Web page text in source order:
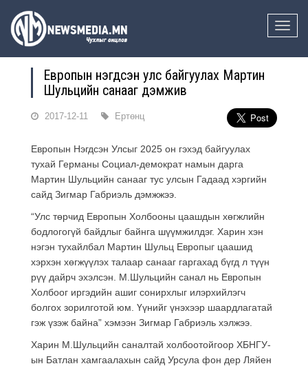
Toggle
Европын нэгдсэн улс байгуулах Мартин
Шульцийн санааг дэмжив
2017-12-11 Ертөнц
Европын Нэгдсэн Улсыг 2025 он гэхэд байгуулах
тухай Германы Социал-демократ намын дарга
Мартин Шульцийн санааг тус улсын Гадаад хэргийн
сайд Зигмар Габриэль дэмжжээ.
“Улс төрчид Европын Холбооны цаашдын хөгжлийн
бодлогогүй байдлыг байнга шүүмжилдэг. Харин хэн
нэгэн тухайлбал Мартин Шульц Европыг цаашид
хэрхэн хөгжүүлэх талаар санааг гаргахад бүгд л түүн
рүү дайрч эхэлсэн. М.Шульцийн санал нь Европын
Холбоог иргэдийн ашиг сонирхлыг илэрхийлэгч
болгох зорилготой юм. Үүнийг үнэхээр шаардлагатай
гэж үзэж байна” хэмээн Зигмар Габриэль хэлжээ.
Харин М.Шульцийн саналтай холбоотойгоор ХБНГУ-
ын Батлан хамгаалахын сайд Урсула фон дер Ляйен